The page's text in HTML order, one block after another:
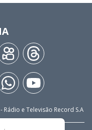
Rádio e Televisão Record S.A